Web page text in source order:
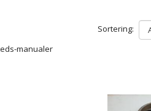
manualer
Sortering: